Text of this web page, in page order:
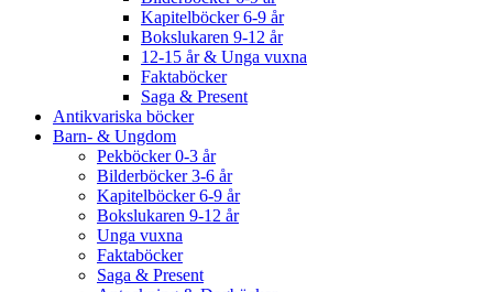
Kapitelböcker 6-9 år
Bokslukaren 9-12 år
12-15 år & Unga vuxna
Faktaböcker
Saga & Present
Antikvariska böcker
Barn- & Ungdom
Pekböcker 0-3 år
Bilderböcker 3-6 år
Kapitelböcker 6-9 år
Bokslukaren 9-12 år
Unga vuxna
Faktaböcker
Saga & Present